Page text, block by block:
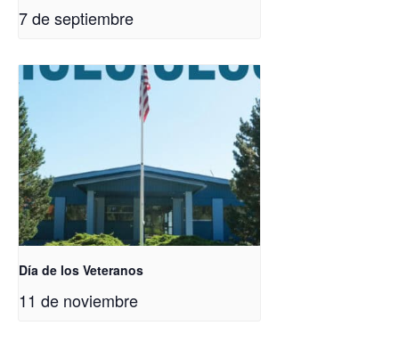
7 de septiembre
Día de los Veteranos
11 de noviembre